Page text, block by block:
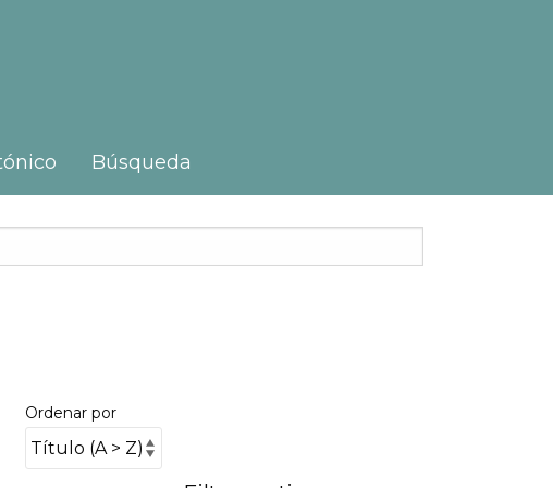
Búsqueda
Ordenar por